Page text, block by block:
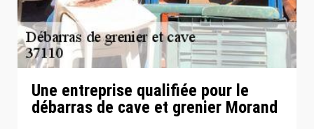
Une entreprise qualifiée pour le
débarras de cave et grenier Morand